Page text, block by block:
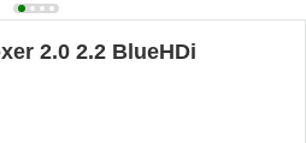
2.0 2.2 BlueHDi